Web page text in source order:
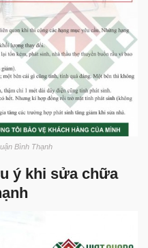
Bình Thạnh
ý khi sửa chữa